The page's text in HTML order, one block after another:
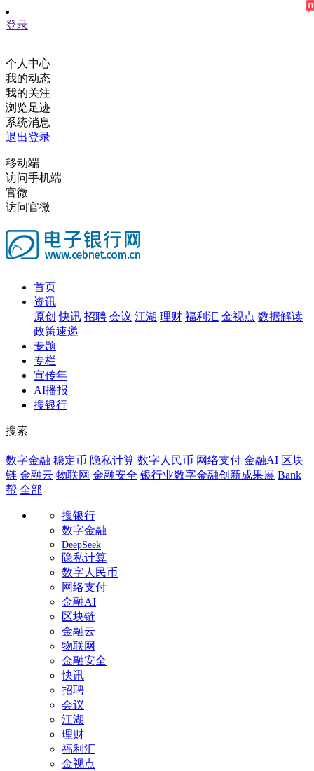
登录
个人中心
我的动态
我的关注
浏览足迹
系统消息
退出登录
移动端
访问手机端
官微
访问官微
首页
资讯
原创 快讯 招聘 会议 江湖 理财 福利汇 金视点 数据解读
政策速递
专题
专栏
宣传年
AI播报
搜银行
搜索
数字金融 稳定币 隐私计算 数字人民币 网络支付 金融AI 区块
链 金融云 物联网 金融安全 银行业数字金融创新成果展 Bank
帮 全部
搜银行
数字金融
DeepSeek
隐私计算
数字人民币
网络支付
金融AI
区块链
金融云
物联网
金融安全
快讯
招聘
会议
江湖
理财
福利汇
金视点